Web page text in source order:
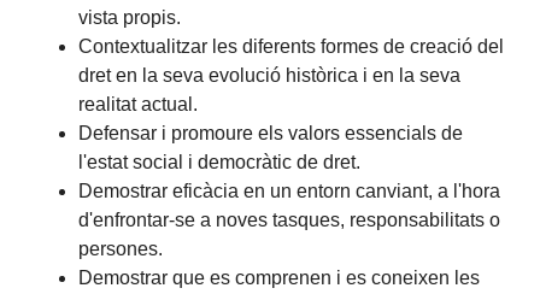
vista propis.
Contextualitzar les diferents formes de creació del
dret en la seva evolució històrica i en la seva
realitat actual.
Defensar i promoure els valors essencials de
l'estat social i democràtic de dret.
Demostrar eficàcia en un entorn canviant, a l'hora
d'enfrontar-se a noves tasques, responsabilitats o
persones.
Demostrar que es comprenen i es coneixen les